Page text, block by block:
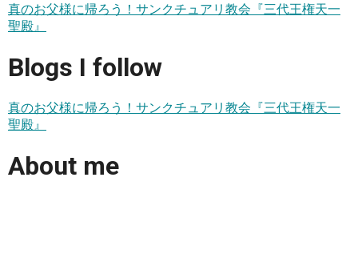
真のお父様に帰ろう！サンクチュアリ教会『三代王権天一
聖殿』
Blogs I follow
真のお父様に帰ろう！サンクチュアリ教会『三代王権天一
聖殿』
About me